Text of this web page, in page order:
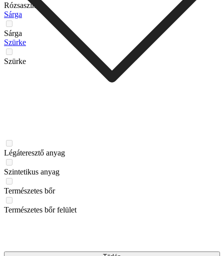
Rózsaszín
Sárga
Sárga
Szürke
Szürke
Légáteresztő anyag
Szintetikus anyag
Természetes bőr
Természetes bőr felület